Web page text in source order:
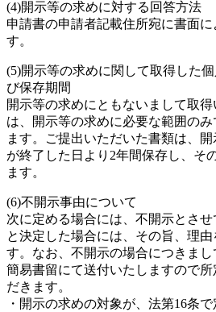
(4)開示等の求めに対する回答方法
申請書の申請者記載住所宛に書面
す。
(5)開示等の求めに関して取得した
び保存期間
開示等の求めにともないまして取
は、開示等の求めに必要な範囲の
ます。ご提出いただいた書類は、
が終了した日より2年間保存し、そ
ます。
(6)不開示事由について
次に定める場合には、不開示とさ
と決定した場合には、その旨、理
す。なお、不開示の場合につきま
簡易書留にて送付いたしますので
だきます。
・開示の求めの対象が、法第16条